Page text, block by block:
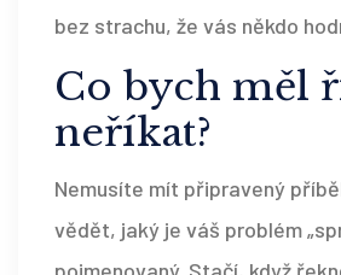
bez strachu, že vás někdo
Co bych měl
neříkat?
Nemusíte mít připravený
vědět, jaký je váš problém